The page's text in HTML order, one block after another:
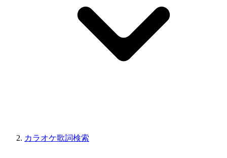
カラオケ歌詞検索